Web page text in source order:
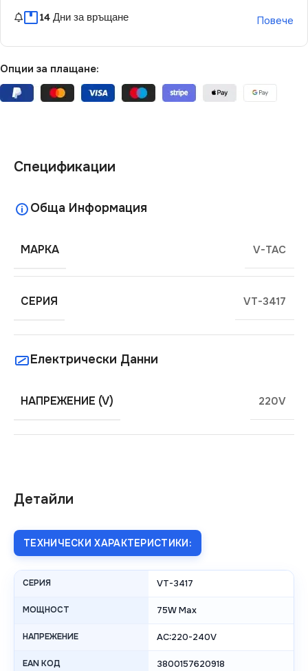
14 Дни за връщане Повече
Опции за плащане:
Детайли
ТЕХНИЧЕСКИ ХАРАКТЕРИСТИКИ:
СЕРИЯ VT-3417
МОЩНОСТ 75W Max
НАПРЕЖЕНИЕ AC:220-240V
EAN КОД 3800157620918
Спецификации
Обща Информация
МАРКА V-TAC
СЕРИЯ VT-3417
Електрически Данни
НАПРЕЖЕНИЕ (V) 220V